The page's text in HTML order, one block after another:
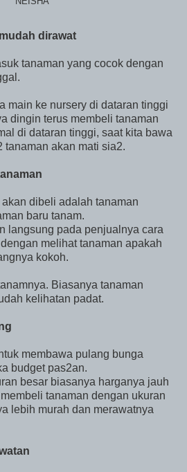
dirawat
tanaman yang cocok dengan
main ke nursery di dataran tinggi
dingin terus membeli tanaman
di dataran tinggi, saat kita bawa
tanaman akan mati sia2.
dibeli adalah tanaman
baru tanam.
langsung pada penjualnya cara
melihat tanaman apakah
kokoh.
Biasanya tanaman
kelihatan padat.
membawa pulang bunga
budget pas2an.
besar biasanya harganya jauh
tanaman dengan ukuran
lebih murah dan merawatnya